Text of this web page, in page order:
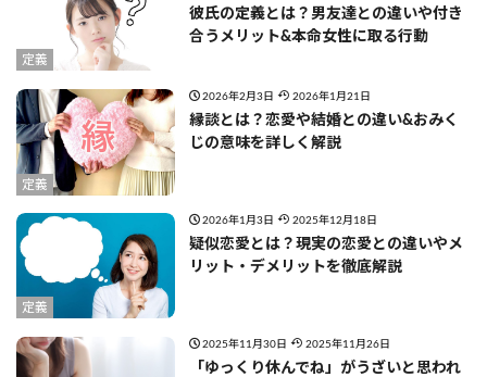
定義
彼氏の定義とは？男友達との違いや付き
合うメリット&本命女性に取る行動
定義
2026年2月3日 2026年1月21日
縁談とは？恋愛や結婚との違い&おみく
じの意味を詳しく解説
定義
2026年1月3日 2025年12月18日
疑似恋愛とは？現実の恋愛との違いやメ
リット・デメリットを徹底解説
2025年11月30日 2025年11月26日
「ゆっくり休んでね」がうざいと思われ